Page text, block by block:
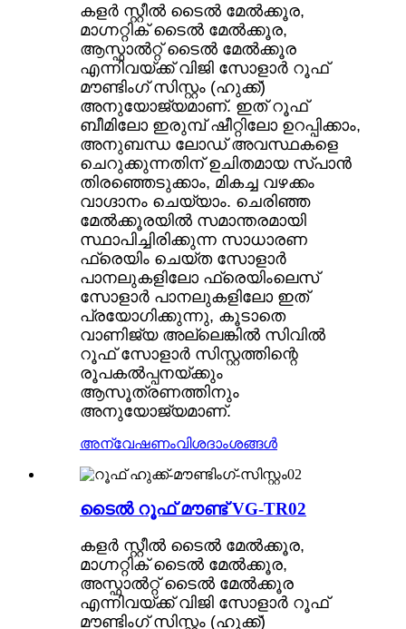
കളർ സ്റ്റീൽ ടൈൽ മേൽക്കൂര,
മാഗ്നറ്റിക് ടൈൽ മേൽക്കൂര,
ആസ്ഫാൽറ്റ് ടൈൽ മേൽക്കൂര
എന്നിവയ്ക്ക് വിജി സോളാർ റൂഫ്
മൗണ്ടിംഗ് സിസ്റ്റം (ഹുക്ക്)
അനുയോജ്യമാണ്. ഇത് റൂഫ്
ബീമിലോ ഇരുമ്പ് ഷീറ്റിലോ ഉറപ്പിക്കാം,
അനുബന്ധ ലോഡ് അവസ്ഥകളെ
ചെറുക്കുന്നതിന് ഉചിതമായ സ്പാൻ
തിരഞ്ഞെടുക്കാം, മികച്ച വഴക്കം
വാഗ്ദാനം ചെയ്യാം. ചെരിഞ്ഞ
മേൽക്കൂരയിൽ സമാന്തരമായി
സ്ഥാപിച്ചിരിക്കുന്ന സാധാരണ
ഫ്രെയിം ചെയ്ത സോളാർ
പാനലുകളിലോ ഫ്രെയിംലെസ്
സോളാർ പാനലുകളിലോ ഇത്
പ്രയോഗിക്കുന്നു, കൂടാതെ
വാണിജ്യ അല്ലെങ്കിൽ സിവിൽ
റൂഫ് സോളാർ സിസ്റ്റത്തിന്റെ
രൂപകൽപ്പനയ്ക്കും
ആസൂത്രണത്തിനും
അനുയോജ്യമാണ്.
അന്വേഷണംവിശദാംശങ്ങൾ
ടൈൽ റൂഫ് മൗണ്ട് VG-TR02
കളർ സ്റ്റീൽ ടൈൽ മേൽക്കൂര,
മാഗ്നറ്റിക് ടൈൽ മേൽക്കൂര,
അസ്ഫാൽറ്റ് ടൈൽ മേൽക്കൂര
എന്നിവയ്ക്ക് വിജി സോളാർ റൂഫ്
മൗണ്ടിംഗ് സിസ്റ്റം (ഹുക്ക്)